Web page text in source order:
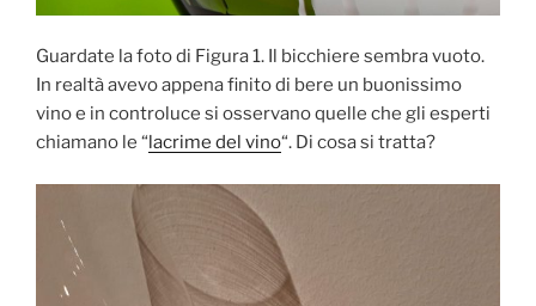
Guardate la foto di Figura 1. Il bicchiere sembra vuoto.
In realtà avevo appena finito di bere un buonissimo
vino e in controluce si osservano quelle che gli esperti
chiamano le “ lacrime del vino“. Di cosa si tratta?